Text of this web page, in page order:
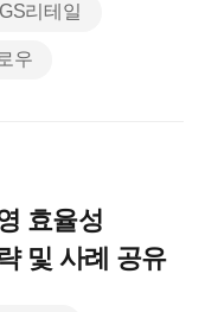
리테일
우
효율성
및 사례 공유